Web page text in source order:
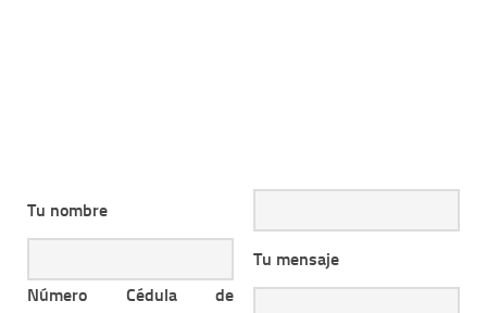
Tu nombre
Número Cédula de
Tu mensaje